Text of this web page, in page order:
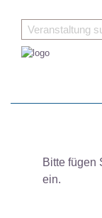
Bitte fügen
ein.